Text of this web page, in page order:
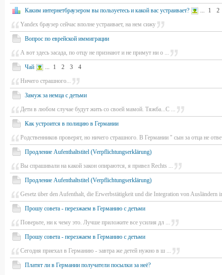
Каким интернетбраузером вы пользуетесь и какой вас устраивает? ... 1
2
Yandex браузер сейчас вполне устраивает, на нем сижу
Вопрос по еврейской иммиграции
А вот здесь засада, по отцу не признают и не примут ни о ...
Чай ... 1 2 3
4
Ничего страшного...
Замуж за немца с детьми
Дети в любом случае будут жить со своей мамой. Тяжба...С ...
Как устроится в полицию в Германии
Родственников проверят, но ничего страшного. В Германии " сын за отца не
Продление Aufenthaltstitel (Verpflichtungserklärung)
Вы спрашивали на какой закон опираются, я привел Rechts ...
Продление Aufenthaltstitel (Verpflichtungserklärung)
Gesetz über den Aufenthalt, die Erwerbstätigkeit und die Integration von Ausländern
Прошу совета - перезжаем в Германию с детьми
Поверьте, ни к чему это. Лучше приложите все усилия дл ...
Прошу совета - перезжаем в Германию с детьми
Сегодня приехал в Германию - завтра же детей нужно в ш ...
Платят ли в Германии получатели посылки за неё?